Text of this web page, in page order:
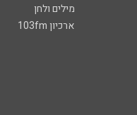
מילים ולחן
ארכיון 103fm